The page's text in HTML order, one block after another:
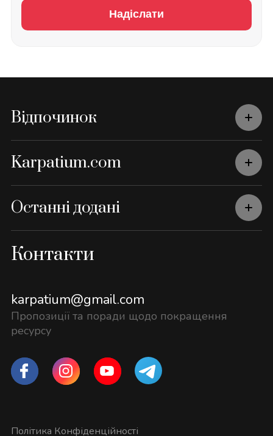
Надіслати
Відпочинок
Karpatium.com
Останні додані
Контакти
karpatium@gmail.com
Пропозиції та поради щодо покращення
ресурсу
Політика Конфіденційності